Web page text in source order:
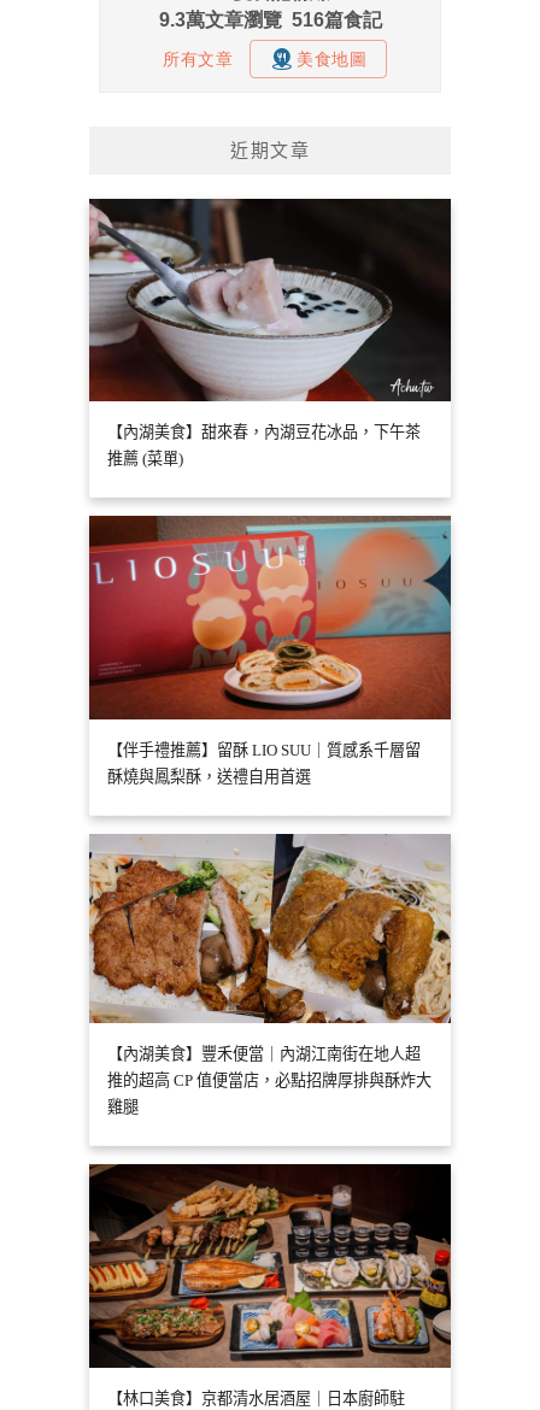
近期文章
【內湖美食】甜來春，內湖豆花冰品，下午茶
推薦 (菜單)
【伴手禮推薦】留酥 LIO SUU｜質感系千層留
酥燒與鳳梨酥，送禮自用首選
【內湖美食】豐禾便當｜內湖江南街在地人超
推的超高 CP 值便當店，必點招牌厚排與酥炸大
雞腿
【林口美食】京都清水居酒屋｜日本廚師駐